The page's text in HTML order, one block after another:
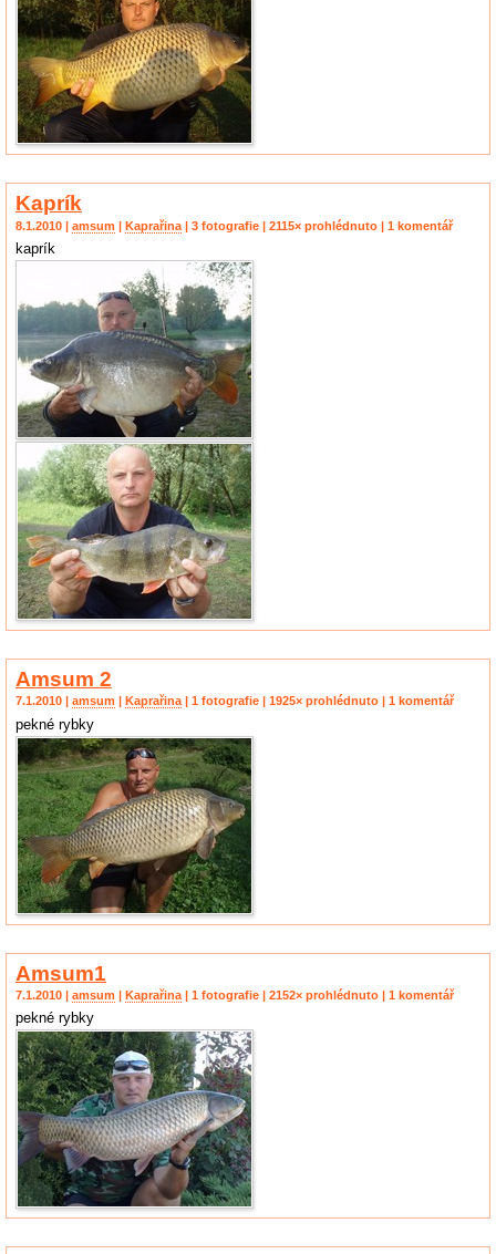
Kaprík
8.1.2010 | amsum | Kaprařina | 3 fotografie | 2115× prohlédnuto | 1 komentář
kaprík
Amsum 2
7.1.2010 | amsum Kaprařina | 1 fotografie | 1925× prohlédnuto | 1 komentář
pekné rybky
Amsum1
7.1.2010 | amsum | Kaprařina | 1 fotografie | 2152× prohlédnuto | 1 komentář
pekné rybky